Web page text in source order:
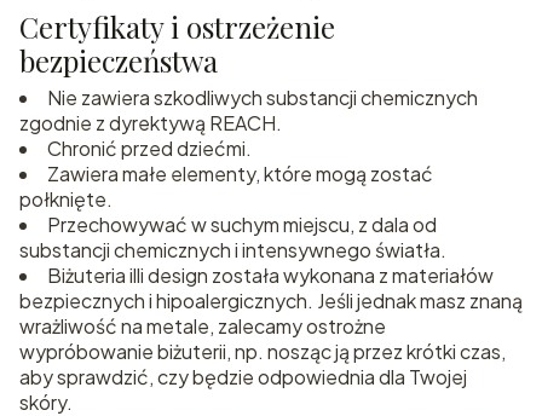
Certyfikaty i ostrzeżenie
bezpieczeństwa
Nie zawiera szkodliwych substancji chemicznych
zgodnie z dyrektywą REACH.
Chronić przed dziećmi.
Zawiera małe elementy, które mogą zostać
połknięte.
Przechowywać w suchym miejscu, z dala od
substancji chemicznych i intensywnego światła.
Biżuteria illi design została wykonana z materiałów
bezpiecznych i hipoalergicznych. Jeśli jednak masz znaną
wrażliwość na metale, zalecamy ostrożne
wypróbowanie biżuterii, np. nosząc ją przez krótki czas,
aby sprawdzić, czy będzie odpowiednia dla Twojej
skóry.